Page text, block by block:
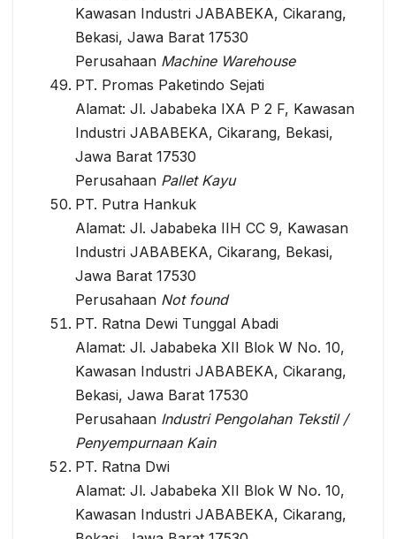
Kawasan Industri JABABEKA, Cikarang,
Bekasi, Jawa Barat 17530
Perusahaan Machine Warehouse
PT. Promas Paketindo Sejati
Alamat: Jl. Jababeka IXA P 2 F, Kawasan
Industri JABABEKA, Cikarang, Bekasi,
Jawa Barat 17530
Perusahaan Pallet Kayu
PT. Putra Hankuk
Alamat: Jl. Jababeka IIH CC 9, Kawasan
Industri JABABEKA, Cikarang, Bekasi,
Jawa Barat 17530
Perusahaan Not found
PT. Ratna Dewi Tunggal Abadi
Alamat: Jl. Jababeka XII Blok W No. 10,
Kawasan Industri JABABEKA, Cikarang,
Bekasi, Jawa Barat 17530
Perusahaan Industri Pengolahan Tekstil /
Penyempurnaan Kain
PT. Ratna Dwi
Alamat: Jl. Jababeka XII Blok W No. 10,
Kawasan Industri JABABEKA, Cikarang,